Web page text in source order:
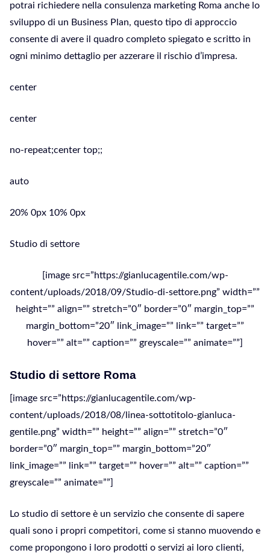
potrai richiedere nella consulenza marketing Roma anche lo
sviluppo di un Business Plan, questo tipo di approccio
consente di avere il quadro completo spiegato e scritto in
ogni minimo dettaglio per azzerare il rischio d’impresa.
center
center
no-repeat;center top;;
auto
20% 0px 10% 0px
Studio di settore
[image src=”https://gianlucagentile.com/wp-
content/uploads/2018/09/Studio-di-settore.png” width=””
height=”” align=”” stretch=”0″ border=”0″ margin_top=””
margin_bottom=”20″ link_image=”” link=”” target=””
hover=”” alt=”” caption=”” greyscale=”” animate=””]
Studio di settore Roma
[image src=”https://gianlucagentile.com/wp-
content/uploads/2018/08/linea-sottotitolo-gianluca-
gentile.png” width=”” height=”” align=”” stretch=”0″
border=”0″ margin_top=”” margin_bottom=”20″
link_image=”” link=”” target=”” hover=”” alt=”” caption=””
greyscale=”” animate=””]
Lo studio di settore è un servizio che consente di sapere
quali sono i propri competitori, come si stanno muovendo e
come propongono i loro prodotti o servizi ai loro clienti,